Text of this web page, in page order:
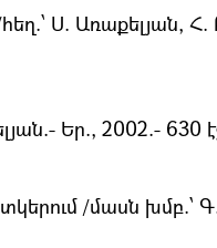
Ս. Առաքելյան,
Եր., 2002.- 630
/մասն խմբ.՝